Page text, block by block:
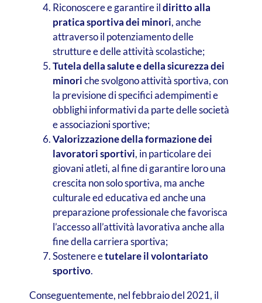
Riconoscere e garantire ildiritto alla
pratica sportiva dei minori, anche
attraverso il potenziamento delle
strutture e delle attività scolastiche;
Tutela della salute e della sicurezza dei
minoriche svolgono attività sportiva, con
la previsione di specifici adempimenti e
obblighi informativi da parte delle società
e associazioni sportive;
Valorizzazione della formazione dei
lavoratori sportivi, in particolare dei
giovani atleti, al fine di garantire loro una
crescita non solo sportiva, ma anche
culturale ed educativa ed anche una
preparazione professionale che favorisca
l’accesso all’attività lavorativa anche alla
fine della carriera sportiva;
Sostenere etutelare il volontariato
sportivo.
Conseguentemente, nel febbraio del 2021, il